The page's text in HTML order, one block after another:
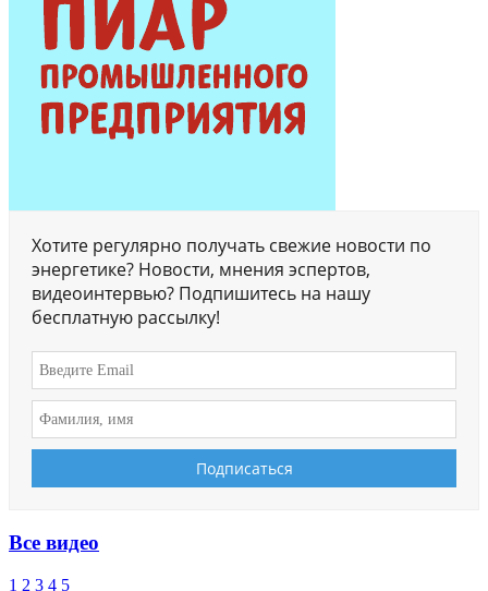
Хотите регулярно получать свежие новости по
энергетике? Новости, мнения эспертов,
видеоинтервью? Подпишитесь на нашу
бесплатную рассылку!
Все видео
1 2 3 4 5